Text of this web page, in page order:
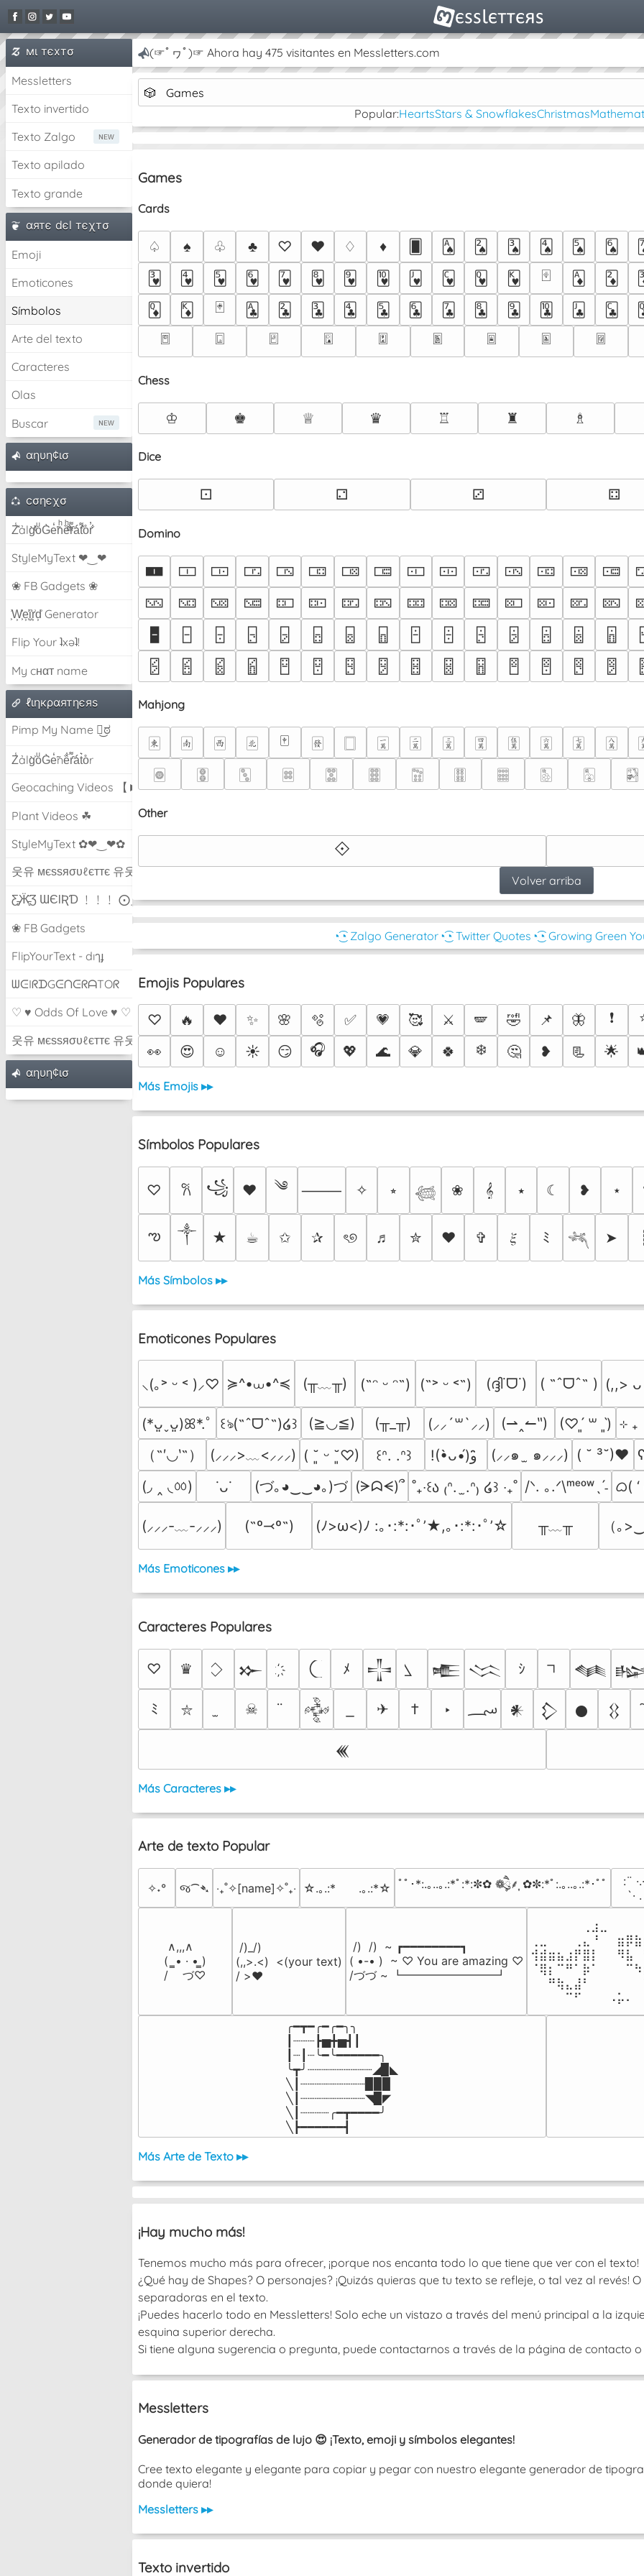
мι тєxтσ
Messletters
Texto invertido
Texto Zalgo
Texto apilado
Texto grande
αятє dєl тєχтσ
Emoji
Emoticones
Símbolos
Arte del texto
Caracteres
Olas
Buscar
αηυη¢ισ
cσηєχσ
Z̾̽ảlg̀͐ͭ̽oͧG̀e̒̃nͪȅͪͫ̏̐r͌̑á͑t͌̑͛o̊r̓̐
StyleMyText ❤‿❤
❀ FB Gadgets ❀
͕͗W͕͕͗͗e͕͕͗͗i͕͕͗͗r͕͗d͕͗ Generator
Flip Your ʇxəʇ!
My cнαт name
ℓιηкραятηєяѕ
Pimp My Name ಠ͜ಠ
Z̾ảlg̀͐oͧG̀e̒̃nȅ̐r͌̑á͑t͛o̊r
Geocaching Videos 【►】
Plant Videos ☘
StyleMyText ✿❤‿❤✿
웃유 мєѕѕяσυℓєттє 유웃
Ƹ̵̡Ӝ̵̨̄Ʒ ƜЄƖƦƊ ﹗﹗﹗ ⨀_⨀
❀ FB Gadgets
FlipYourText - dıๅɟ
ᗯᕮIᖇᗪGᕮᑎᕮᖇᗩTOᖇ
♡ ♥ Odds Of Love ♥ ♡
웃유 мєѕѕяσυℓєттє 유웃
αηυη¢ισ
(☞ﾟヮﾟ)☞ Ahora hay 475 visitantes en Messletters.com
🎲
Games
Popular:HeartsStars & SnowflakesChristmas
Games
Cards
♤ ♠ ♧ ♣ ♡ ♥ ♢ ♦ 🂠 🂡 🂢 🂣 🂤 🂥 🂦
🂳
🂴 🂵 🂶 🂷 🂸 🂹 🂺 🂻 🂼 🂽 🂾 🂿 🃁 🃂
🃍
🃎 🃏 🃑 🃒 🃓 🃔 🃕 🃖 🃗 🃘 🃙 🃚 🃛 🃜
🃧
🃨 🃩 🃪 🃫 🃬 🃭 🃮 🃯
Chess
♔ ♚ ♕ ♛ ♖ ♜ ♗
Dice
⚀ ⚁ ⚂ ⚃
Domino
🀰 🀱 🀲 🀳 🀴 🀵 🀶 🀷 🀸 🀹 🀺 🀻 🀼 🀽 🀾
🁉
🁊 🁋 🁌 🁍 🁎 🁏 🁐 🁑 🁒 🁓 🁔 🁕 🁖 🁗
🁢
🁣 🁤 🁥 🁦 🁧 🁨 🁩 🁪 🁫 🁬 🁭 🁮 🁯 🁰
🁻
🁼 🁽 🁾 🁿 🂀 🂁 🂂 🂃 🂄 🂅 🂆 🂇 🂈 🂉
Mahjong
🀀 🀁 🀂 🀃 🀄 🀅 🀆 🀇 🀈 🀉 🀊 🀋 🀌 🀍 🀎
🀙
🀚 🀛 🀜 🀝 🀞 🀟 🀠 🀡 🀢 🀣 🀤
Other
🞚
Volver arriba
◔͜͡◔ Zalgo Generator ◔͜͡◔ Twitter Quotes ◔͜͡◔ Growing Green
Emojis Populares
♡ 🔥 ❤️ ✨ 🌸 🫧 ✅ 💗 🥰 ⚔️ 🪽 🤣 📌 🦋 ❗
👀
😍 ☺️ ☀️ 😏 🎧 💖 🌊 💎 🍀 ❄️ 🤔 ❥ 📃 🌟
Más Emojis ▸▸
Símbolos Populares
♡ 𐙚 ꧁ ♥ ༄ ⸻ ✧ ⭒ 𓆉 ❀ 𝄞 ⭑ ☾ ❥ ⋆
ఌ ༒︎ ★ ☕︎ ✩ ✰ ৎ୭ ♬ ✮ ❤ ✞ 𝜉 ﾐ 𓆈 ➤ ┊
Más Símbolos ▸▸
Emoticones Populares
⸜(｡˃ ᵕ ˂ )⸝♡ ≽^•⩊•^≼ (╥﹏╥) (˶ᵔ ᵕ ᵔ˶) (˶˃ ᵕ ˂˶) (ദ്ദി˙ᗜ˙) ( ˶ˆᗜˆ˵ ) (,,>
(*ᴗ͈ˬᴗ͈)ꕤ*.ﾟ ꒰ঌ(˶ˆᗜˆ˵)໒꒱ (≧◡≦) (╥_╥) (⸝⸝´꒳`⸝⸝) (⇀‸↼‶) (♡ˊ͈ ꒳ ˋ͈) ⊹ ₊
（˶′◡‵˶）
(⸝⸝⸝>﹏<⸝⸝⸝) ( ˘͈ ᵕ ˘͈♡) ꒰ᐢ. .ᐢ꒱ (⸝⸝๑  ̫ ๑⸝⸝⸝) ( ˘ ³˘)♥
(◞ ‸ ◟ㆀ)
˙ᴗ˙ (づ｡◕‿‿◕｡)づ (ᗒᗣᗕ)՞ ˚₊‧꒰ა ₍ᐢ.  ̫.ᐢ₎ ໒꒱ ‧₊˚ /ᐠ. ｡.ᐟ\ᵐᵉᵒʷˎˊ˗ ᜊ(
(⸝⸝⸝-﹏-⸝⸝⸝) (˶º⤙º˶) (ﾉ>ω<)ﾉ :｡･:*:･ﾟ’★,｡･:*:･ﾟ’☆ ╥﹏╥ （｡
Más Emoticones ▸▸
Caracteres Populares
♡ ♛ 𒁍 ﾒ 𒋲 𒍫 𒈱 ｼ 𒈝
ﾐ ⛥ ☠ 𒅒 ✈ † ‣ ؄ 𒀭 𒁷 𒊹 𒌐
𒌍
Más Caracteres ▸▸
Arte de texto Popular
✧˖° જ⁀➴ ‎‧₊˚✧[name]✧˚₊‧ ☆.｡.:*　　.｡.:*☆ ﾟﾟ･*:.｡..｡.:*ﾟ:*:✼✿ ❁ཻུ۪۪⸙͎ ✿✼:*ﾟ:.｡..｡.:*･ﾟﾟ
⠀:¨
⠀ `·
∧,,,∧
(  ̳• · • ̳)
/    づ♡
/)_/)
(,,>.<)  <(your text)
/ >❤️
/)  /)  ~ ┏━━━━━━━━┓
( •-• )  ~ ♡ You are amazing ♡
/づづ ~ ┗━━━━━━━━┛
╭━┳━╭━╭━╮╮
┃┈┈┈┣▅╋▅┫┃
┃┈┃┈╰━╰━━━━━━╮
╰┳╯┈┈┈┈┈┈┈┈┈◢▉◣
╲┃┈┈┈┈┈┈┈┈┈▉▉▉
╲┃┈┈┈┈┈┈┈┈┈◥▉◤
╲┃┈┈┈┈╭━┳━━━━╯
╲┣━━━━━━┫﻿
Más Arte de Texto ▸▸
¡Hay mucho más!
Tenemos mucho más para ofrecer, ¡porque nos encanta todo lo que tiene que ver con el texto!
¿Qué hay de Shapes? O personajes? ¡Quizás quieras que tu texto se refleje, o tal vez al
separadoras en el texto.
¡Puedes hacerlo todo en Messletters! Solo eche un vistazo a través del menú principal a la
esquina superior derecha.
Si tiene alguna sugerencia o pregunta, puede contactarnos a través de la página de contacto o
Messletters
Generador de tipografías de lujo 😍 ¡Texto, emoji y símbolos elegantes!
Cree texto elegante y elegante para copiar y pegar con nuestro elegante generador de
donde quiera!
Messletters ▸▸
Texto invertido